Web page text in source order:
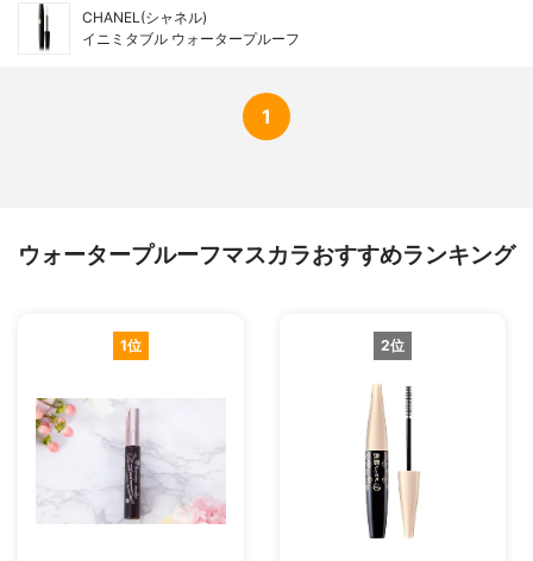
CHANEL(シャネル)
イニミタブル ウォータープルーフ
1
ウォータープルーフマスカラおすすめランキング
1位 2位